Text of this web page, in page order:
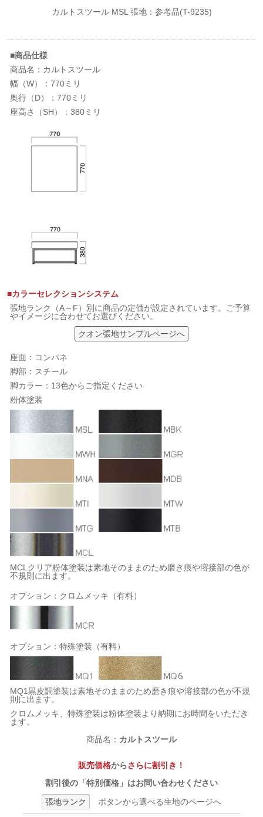
カルトスツール MSL 張地：参考品(T-9235)
■商品仕様
商品名：カルトスツール
幅（W）：770ミリ
奥行（D）：770ミリ
座高さ（SH）：380ミリ
■カラーセレクションシステム
張地ランク（A～F）別に商品の定価が設定されています。ご予算
やイメージに合わせてお選びください。
クオン張地サンプルページへ
座面：コンパネ
脚部：スチール
脚カラー：13色からご指定ください
粉体塗装
MCLクリア粉体塗装は素地そのままのため磨き痕や溶接部の色が
不規則に出ます。
オプション：クロムメッキ（有料）
オプション：特殊塗装（有料）
MQ1黒皮調塗装は素地そのままのため磨き痕や溶接部の色が不規
則に出ます。
クロムメッキ、特殊塗装は粉体塗装より納期にお時間をいただき
ます。
商品名： カルトスツール
販売価格からさらに割引き！
割引後の「特別価格」はお問い合わせください
張地ランク
ボタンから選べる生地のページへ